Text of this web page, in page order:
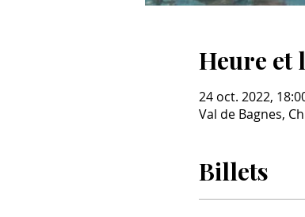
Heure et
24 oct. 2022,
Val de Bagnes,
Billets